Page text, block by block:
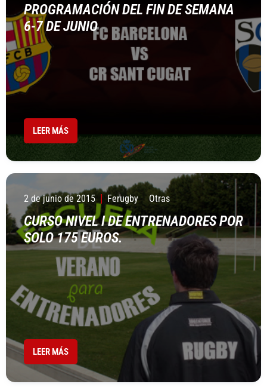
PROGRAMACIÓN DEL FIN DE SEMANA
6-7 DE JUNIO
LEER MÁS
2 de junio de 2015 Ferugby Otras
CURSO NIVEL I DE ENTRENADORES POR
SOLO 175 EUROS.
LEER MÁS